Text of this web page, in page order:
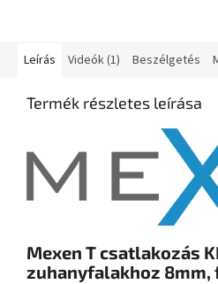
Leírás Videók (1) Beszélgetés
Termék részletes leírása
Mexen T csatlakozás
zuhanyfalakhoz